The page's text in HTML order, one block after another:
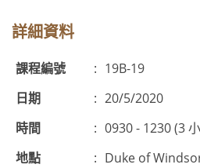
詳細資料
課程編號 : 19B-19
日期
: 20/5/2020
時間
: 0930 - 1230 (3
地點
: Duke of